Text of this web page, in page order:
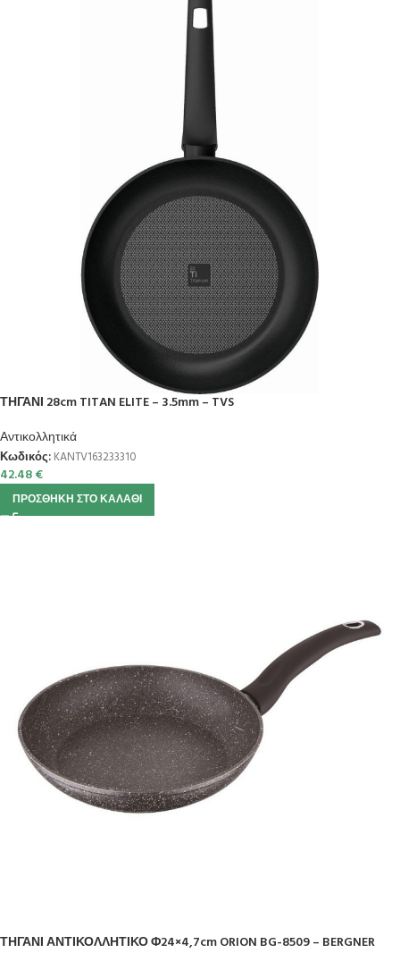
ΤΗΓΑΝΙ 28cm TITAN ELITE – 3.5mm – TVS
Αντικολλητικά
Κωδικός: KANTV163233310
42.48€
ΠΡΟΣΘΉΚΗ ΣΤΟ ΚΑΛΆΘΙ
ΤΗΓΑΝΙ ΑΝΤΙΚΟΛΛΗΤΙΚΟ Φ24×4,7cm ORION BG-8509 – BERGNER